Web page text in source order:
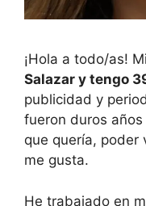
¡Hola a todo/as!
Salazar y tengo
publicidad y
fueron duros
que quería, poder
me gusta.
He trabajado en